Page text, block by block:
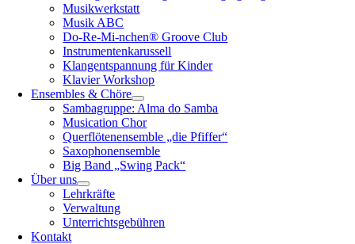
Musikwerkstatt
Musik ABC
Do-Re-Mi-nchen® Groove Club
Instrumentenkarussell
Klangentspannung für Kinder
Klavier Workshop
Ensembles & Chöre
Sambagruppe: Alma do Samba
Musication Chor
Querflötenensemble „die Pfiffer“
Saxophonensemble
Big Band „Swing Pack“
Über uns
Lehrkräfte
Verwaltung
Unterrichtsgebühren
Kontakt